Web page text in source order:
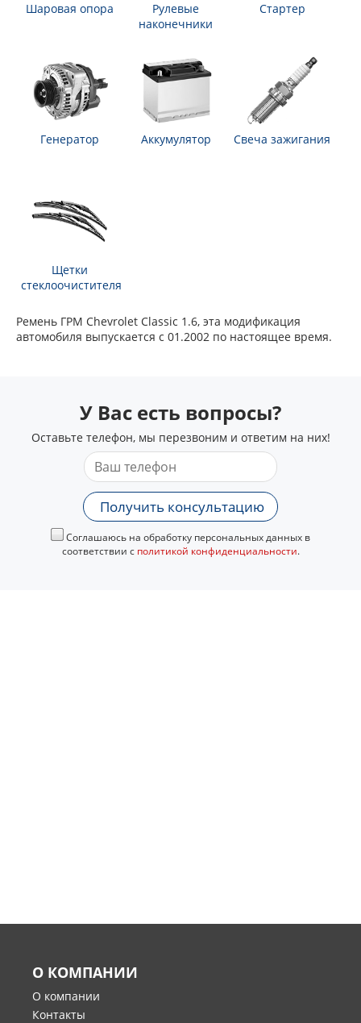
Шаровая опора
Рулевые
наконечники
Стартер
Генератор Аккумулятор Свеча зажигания
Щетки
стеклоочистителя
Ремень ГРМ Chevrolet Classic 1.6, эта модификация
автомобиля выпускается с 01.2002 по настоящее время.
У Вас есть вопросы?
Оставьте телефон, мы перезвоним и ответим на них!
Получить консультацию
Соглашаюсь на обработку персональных данных в
соответствии с политикой конфиденциальности.
О КОМПАНИИ
О компании
Контакты